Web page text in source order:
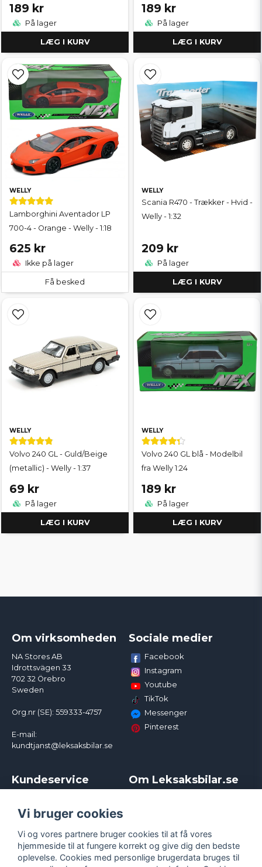
189 kr
På lager
LÆG I KURV
189 kr
På lager
LÆG I KURV
WELLY
Lamborghini Aventador LP
700-4 - Orange - Welly - 1:18
625 kr
Ikke på lager
Få besked
WELLY
Scania R470 - Trækker - Hvid -
Welly - 1:32
209 kr
På lager
LÆG I KURV
WELLY
Volvo 240 GL - Guld/Beige
(metallic) - Welly - 1:37
69 kr
På lager
LÆG I KURV
WELLY
Volvo 240 GL blå - Modelbil
fra Welly 1:24
189 kr
På lager
LÆG I KURV
Om virksomheden
NA Stores AB
Idrottsvägen 33
702 32 Örebro
Sweden
Org.nr (SE): 559333-4757
E-mail:
kundtjanst@leksaksbilar.se
Sociale medier
Facebook
Instagram
Youtube
TikTok
Messenger
Pinterest
Kundeservice
Kampagner og rabatter
Reklamation
Policy chase cars
Returnera
Logga in
Om Leksaksbilar.se
Handelsbetingelser
Persondatapolitik
Cookies
Vi bruger cookies
Vi og vores partnere bruger cookies til at få vores
hjemmeside til at fungere korrekt og give dig den bedste
oplevelse. Cookies med personlige brugerdata bruges til